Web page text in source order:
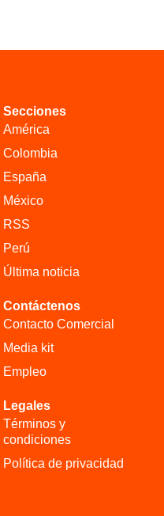
Secciones
América
Colombia
España
México
RSS
Perú
Última noticia
Contáctenos
Contacto Comercial
Media kit
Empleo
Legales
Términos y
condiciones
Política de privacidad